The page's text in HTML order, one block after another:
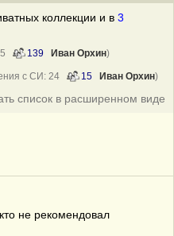
коллекции и в 3
139 Иван Орхин)
с СИ: 24 15 Иван Орхин)
список в расширенном виде
не рекомендовал